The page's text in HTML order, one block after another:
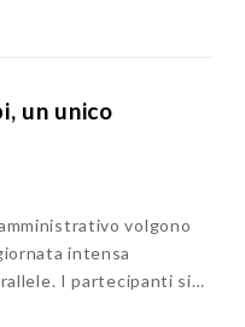
un unico
volgono
intensa
I partecipanti si…